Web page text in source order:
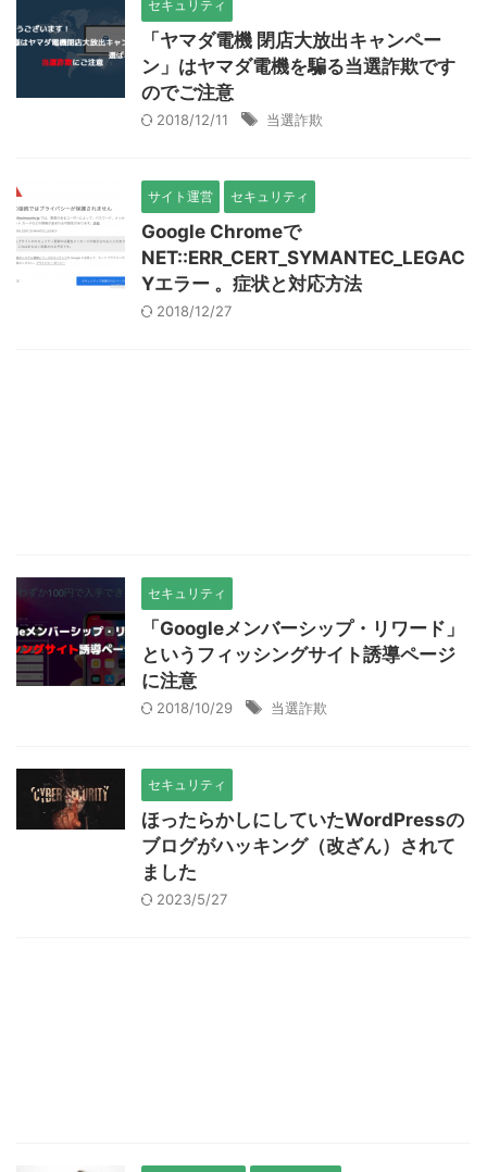
セキュリティ
「ヤマダ電機 閉店大放出キャンペー
ン」はヤマダ電機を騙る当選詐欺です
のでご注意
2018/12/11 当選詐欺
サイト運営 セキュリティ
Google Chromeで
NET::ERR_CERT_SYMANTEC_LEGAC
Yエラー 。症状と対応方法
2018/12/27
セキュリティ
「Googleメンバーシップ・リワード」
というフィッシングサイト誘導ページ
に注意
2018/10/29 当選詐欺
セキュリティ
ほったらかしにしていたWordPressの
ブログがハッキング（改ざん）されて
ました
2023/5/27